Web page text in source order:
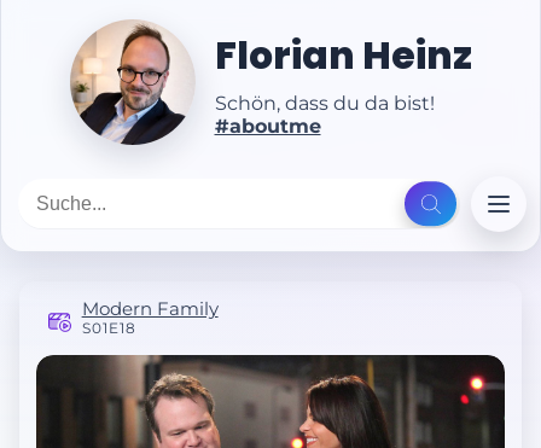
Florian Heinz
Schön, dass du da bist!
#aboutme
Modern Family
S01E18